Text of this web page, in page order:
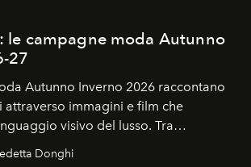
le campagne moda Autunno
27
Autunno Inverno 2026 raccontano
attraverso immagini e film che
visivo del lusso. Tra
volti della cultura
Donghi